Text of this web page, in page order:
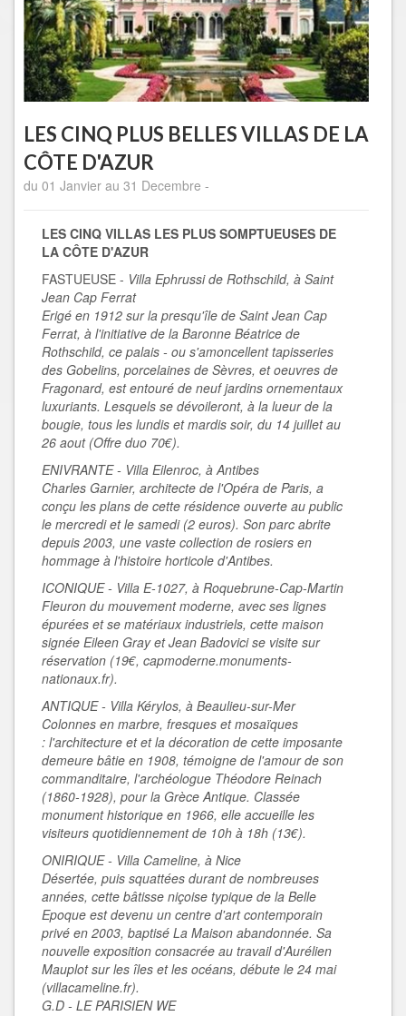
LES CINQ PLUS BELLES VILLAS DE LA
CÔTE D'AZUR
du 01 Janvier au 31 Decembre -
LES CINQ VILLAS LES PLUS SOMPTUEUSES DE
LA CÔTE D'AZUR
FASTUEUSE - Villa Ephrussi de Rothschild, à Saint
Jean Cap Ferrat
Erigé en 1912 sur la presqu'île de Saint Jean Cap
Ferrat, à l'initiative de la Baronne Béatrice de
Rothschild, ce palais - ou s'amoncellent tapisseries
des Gobelins, porcelaines de Sèvres, et oeuvres de
Fragonard, est entouré de neuf jardins ornementaux
luxuriants. Lesquels se dévoileront, à la lueur de la
bougie, tous les lundis et mardis soir, du 14 juillet au
26 aout (Offre duo 70€).
ENIVRANTE - Villa Eilenroc, à Antibes
Charles Garnier, architecte de l'Opéra de Paris, a
conçu les plans de cette résidence ouverte au public
le mercredi et le samedi (2 euros). Son parc abrite
depuis 2003, une vaste collection de rosiers en
hommage à l'histoire horticole d'Antibes.
ICONIQUE - Villa E-1027, à Roquebrune-Cap-Martin
Fleuron du mouvement moderne, avec ses lignes
épurées et se matériaux industriels, cette maison
signée Eileen Gray et Jean Badovici se visite sur
réservation (19€, capmoderne.monuments-
nationaux.fr).
ANTIQUE - Villa Kérylos, à Beaulieu-sur-Mer
Colonnes en marbre, fresques et mosaïques
: l'architecture et et la décoration de cette imposante
demeure bâtie en 1908, témoigne de l'amour de son
commanditaire, l'archéologue Théodore Reinach
(1860-1928), pour la Grèce Antique. Classée
monument historique en 1966, elle accueille les
visiteurs quotidiennement de 10h à 18h (13€).
ONIRIQUE - Villa Cameline, à Nice
Désertée, puis squattées durant de nombreuses
années, cette bâtisse niçoise typique de la Belle
Epoque est devenu un centre d'art contemporain
privé en 2003, baptisé La Maison abandonnée. Sa
nouvelle exposition consacrée au travail d'Aurélien
Mauplot sur les îles et les océans, débute le 24 mai
(villacameline.fr).
G.D - LE PARISIEN WE